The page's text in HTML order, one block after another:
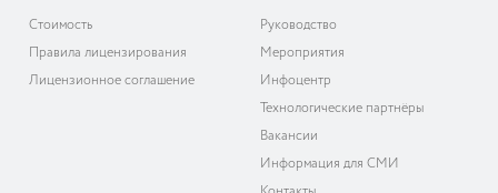
Cтоимость
Правила лицензирования
Лицензионное соглашение
Руководство
Мероприятия
Инфоцентр
Технологические партнёры
Вакансии
Информация для СМИ